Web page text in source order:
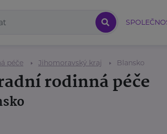
péče Jihomoravský kraj Blansko
rodinná péče